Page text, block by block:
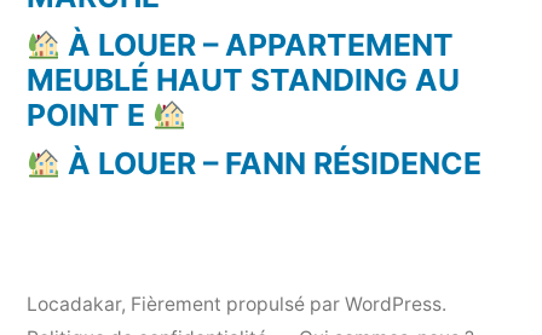
À LOUER – APPARTEMENT
MEUBLÉ HAUT STANDING AU
POINT E
À LOUER – FANN RÉSIDENCE
Locadakar, Fièrement propulsé par WordPress.